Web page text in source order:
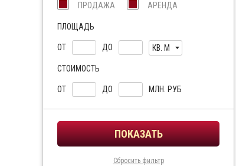
ПРОДАЖА АРЕНДА
ПЛОЩАДЬ
ОТ ДО КВ. М
СТОИМОСТЬ
ОТ ДО МЛН. РУБ
Сбросить фильтр